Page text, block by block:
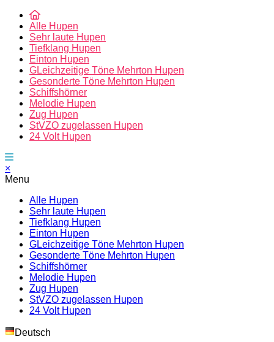
Alle Hupen
Sehr laute Hupen
Tiefklang Hupen
Einton Hupen
GLeichzeitige Töne Mehrton Hupen
Gesonderte Töne Mehrton Hupen
Schiffshörner
Melodie Hupen
Zug Hupen
StVZO zugelassen Hupen
24 Volt Hupen
×
Menu
Alle Hupen
Sehr laute Hupen
Tiefklang Hupen
Einton Hupen
GLeichzeitige Töne Mehrton Hupen
Gesonderte Töne Mehrton Hupen
Schiffshörner
Melodie Hupen
Zug Hupen
StVZO zugelassen Hupen
24 Volt Hupen
Deutsch